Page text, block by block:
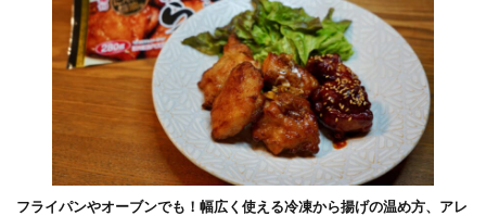
フライパンやオーブンでも！幅広く使える冷凍から揚げの温め方、アレ